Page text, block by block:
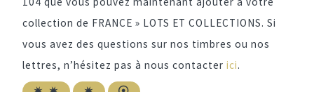
collection de FRANCE » LOTS ET COLLECTIONS. Si
vous avez des questions sur nos timbres ou nos
lettres, n’hésitez pas à nous contacter ici.